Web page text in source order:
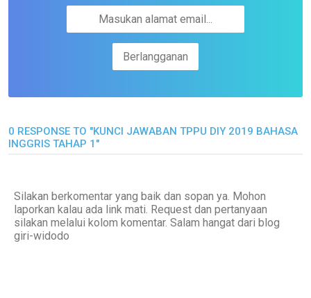
0 RESPONSE TO "KUNCI JAWABAN TPPU DIY 2019 BAHASA
INGGRIS TAHAP 1"
Silakan berkomentar yang baik dan sopan ya. Mohon
laporkan kalau ada link mati. Request dan pertanyaan
silakan melalui kolom komentar. Salam hangat dari blog
giri-widodo